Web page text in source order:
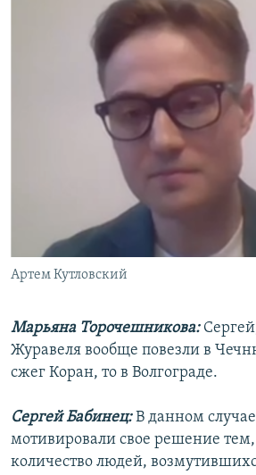
Артем Кутловский
Марьяна Торочешникова:
Журавеля вообще повезли в
сжег Коран, то в Волгограде.
Сергей Бабинец:В данном
мотивировали свое решение
количество людей,